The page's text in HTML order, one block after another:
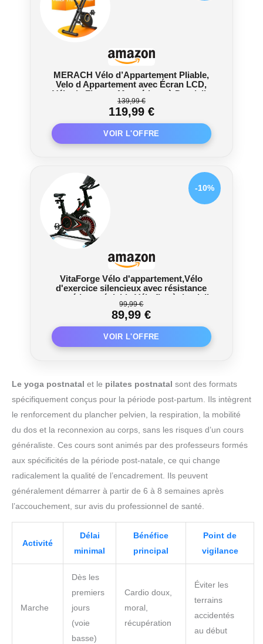
MERACH Vélo d’Appartement Pliable,
Velo d Appartement avec Écran LCD,
Vélo de Fitness Magnétique à Domicile
avec Coussin Confortable, Gain de
Place, Pour l’Entraînement Cardio,
Capacité Max 136KG
139,99 €
119,99 €
VitaForge Vélo d'appartement,Vélo
d'exercice silencieux avec résistance
magnétique réglable,Vélo fixe à domicile
avec réglage de hauteur,Entraînement
cardio compact (Noir/Rouge)
99,99 €
89,99 €
-10%
Le yoga postnatal et le pilates postnatal sont des formats
spécifiquement conçus pour la période post-partum. Ils intègrent
le renforcement du plancher pelvien, la respiration, la mobilité
du dos et la reconnexion au corps, sans les risques d’un cours
généraliste. Ces cours sont animés par des professeurs formés
aux spécificités de la période post-natale, ce qui change
radicalement la qualité de l’encadrement. Ils peuvent
généralement démarrer à partir de 6 à 8 semaines après
l’accouchement, sur avis du professionnel de santé.
Activité
Délai
minimal
Bénéfice
principal
Point de
vigilance
Marche
Dès les
premiers
jours
(voie
basse)
Cardio doux,
moral,
récupération
Éviter les
terrains
accidentés
au début